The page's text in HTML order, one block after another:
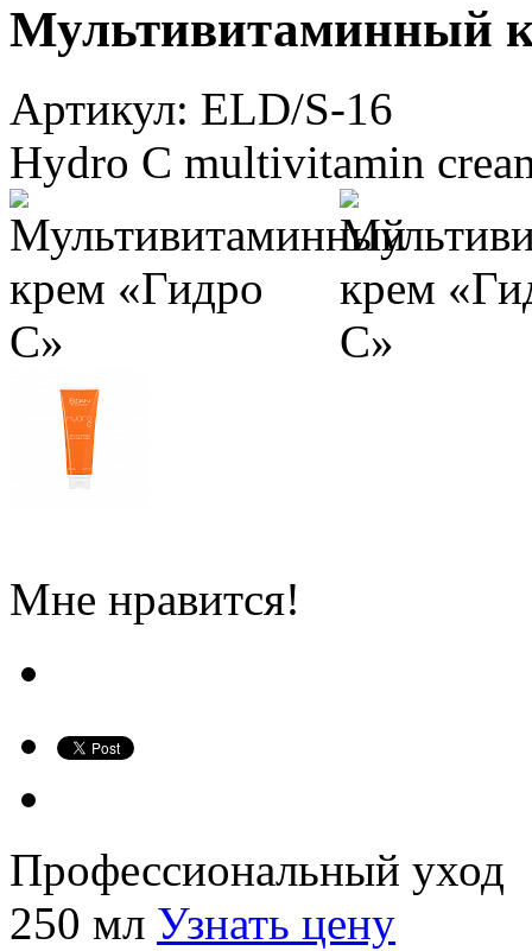
Мультивитаминный
Артикул: ELD/S-16
Hydro C multivitamin
Мне нравится!
Профессиональный уход
250 мл Узнать цену